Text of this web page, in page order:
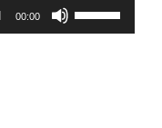
00:00